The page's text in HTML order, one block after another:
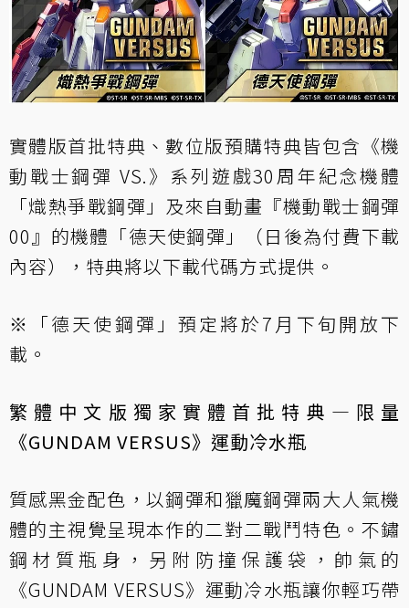
實體版首批特典、數位版預購特典皆包含《機
動戰士鋼彈 VS.》系列遊戲30周年紀念機體
「熾熱爭戰鋼彈」及來自動畫『機動戰士鋼彈
00』的機體「德天使鋼彈」（日後為付費下載
內容），特典將以下載代碼方式提供。
※「德天使鋼彈」預定將於7月下旬開放下
載。
繁體中文版獨家實體首批特典—限量
《GUNDAM VERSUS》運動冷水瓶
質感黑金配色，以鋼彈和獵魔鋼彈兩大人氣機
體的主視覺呈現本作的二對二戰鬥特色。不鏽
鋼材質瓶身，另附防撞保護袋，帥氣的
《GUNDAM VERSUS》運動冷水瓶讓你輕巧帶